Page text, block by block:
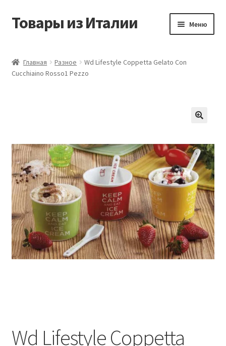
Перейти
Перейти
Товары из Италии Меню
Виды доставки
Магазин
Мой аккаунт
Оставить отзыв
Оформление заказа
Скидки
Главная Разное
Wd Lifestyle Coppetta Gelato Con
Cucchiaino Rosso1 Pezzo
Wd Lifestyle Coppetta